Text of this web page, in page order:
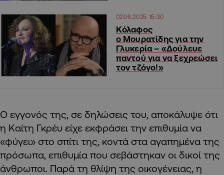
02.06.2025 15:30
Κόλαφος
ο Μουρατίδης για την
Γλυκερία – «Δούλευε
παντού για να ξεχρεώσει
τον τζόγο!»
Ο εγγονός της, σε δηλώσεις του, αποκάλυψε ότι
η Καίτη Γκρέυ είχε εκφράσει την επιθυμία να
«φύγει» στο σπίτι της, κοντά στα αγαπημένα της
πρόσωπα, επιθυμία που σεβάστηκαν οι δικοί της
άνθρωποι. Παρά τη θλίψη της οικογένειας, η